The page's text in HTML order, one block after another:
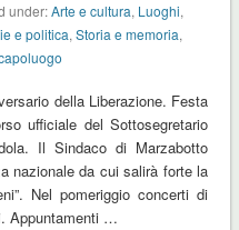
under:Arte e cultura, Luoghi,
e politica,Storia e memoria,
della Liberazione. Festa
ufficiale del Sottosegretario
Il Sindaco di Marzabotto
nazionale da cui salirà forte la
Nel pomeriggio concerti di
Appuntamenti …